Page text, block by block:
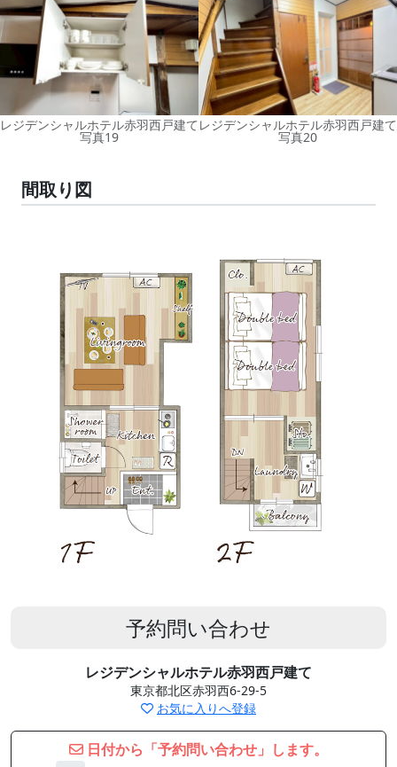
レジデンシャルホテル赤羽西戸建て
写真19
レジデンシャルホテル赤羽西戸建て
写真20
間取り図
予約問い合わせ
レジデンシャルホテル赤羽西戸建て
東京都北区赤羽西6-29-5
お気に入りへ登録
日付から「予約問い合わせ」します。